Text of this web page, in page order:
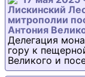
Лискинский
митрополии
Антония
Делегация
гору к
Великого и